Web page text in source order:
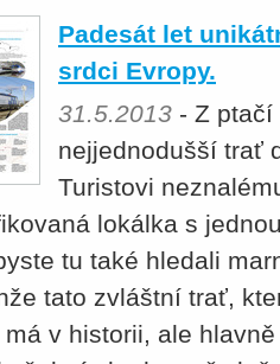
Padesát let
srdci Evropy.
31.5.2013 - Z ptačí
nejjednodušší trať
Turistovi
lokálka s
tu také hledali
tato zvláštní trať,
má v historii, ale